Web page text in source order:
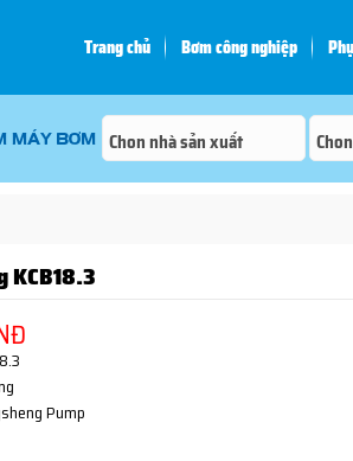
Trang chủ Bơm công nghiệp
KCB18.3
Pump